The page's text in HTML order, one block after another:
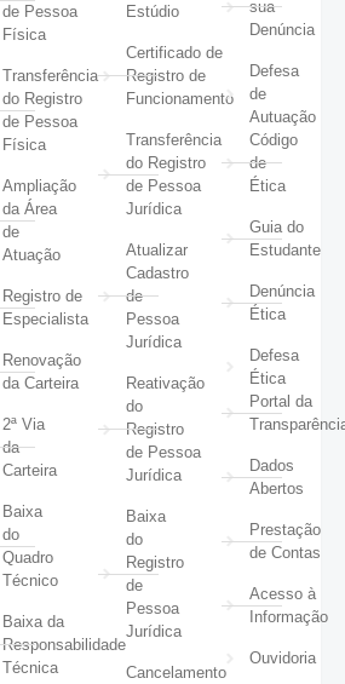
de Pessoa
Física
Transferência
do Registro
de Pessoa
Física
Ampliação
da Área
de
Atuação
Registro de
Especialista
Renovação
da Carteira
2ª Via
da
Carteira
Baixa
do
Quadro
Técnico
Baixa da
Responsabilidade
Técnica
Estúdio
Certificado de
Registro de
Funcionamento
Transferência
do Registro
de Pessoa
Jurídica
Atualizar
Cadastro
de
Pessoa
Jurídica
Reativação
do
Registro
de Pessoa
Jurídica
Baixa
do
Registro
de
Pessoa
Jurídica
Cancelamento
sua
Denúncia
Defesa
de
Autuação
Código
de
Ética
Guia do
Estudante
Denúncia
Ética
Defesa
Ética
Portal da
Dados
Abertos
Prestação
de Contas
Acesso à
Informação
Ouvidoria